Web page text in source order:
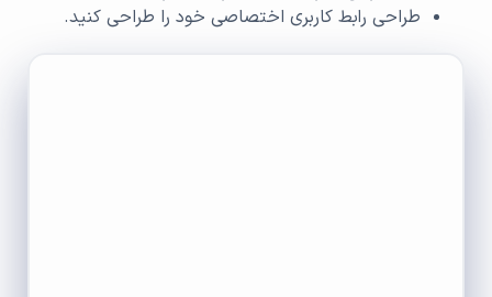
طراحی رابط کاربری اختصاصی خود را طراحی کنید.